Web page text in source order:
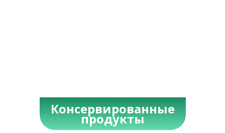
Консервированные
продукты